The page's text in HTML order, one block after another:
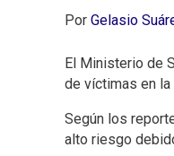
Por Gelasio
El Ministerio de
de víctimas en la
Según los
alto riesgo